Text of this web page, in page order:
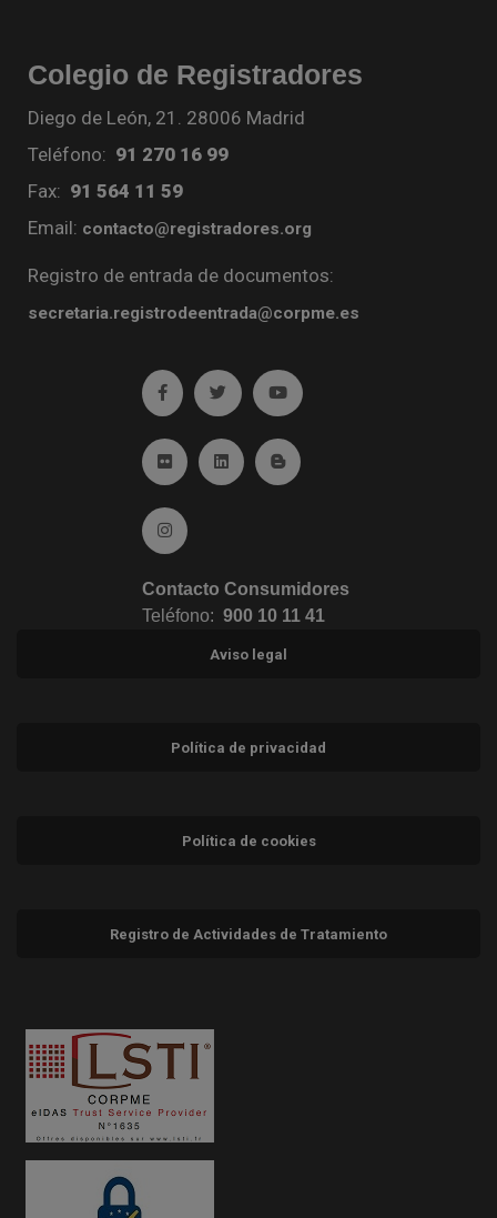
Colegio de Registradores
Diego de León, 21. 28006 Madrid
Teléfono: 91 270 16 99
Fax: 91 564 11 59
Email: contacto@registradores.org
Registro de entrada de documentos:
secretaria.registrodeentrada@corpme.es
Ir a facebook (abre en ventana nueva)
Ir a twitter (abre en ventana nueva)
Ir a YouTube (abre en
Ir a Flickr (abre en ventana nueva)
Ir a Linkedin (abre en ventana nueva)
Ir al Blog (abre en ventana
Ir a Instagram (abre en ventana nueva)
Contacto Consumidores
Teléfono: 900 10 11 41
Aviso legal
Política de privacidad
Política de cookies
Registro de Actividades de Tratamiento